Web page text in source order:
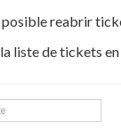
posible reabrir
liste de tickets en